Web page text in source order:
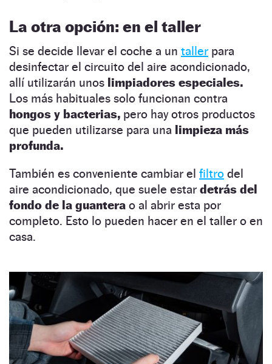
La otra opción: en el taller
Si se decide llevar el coche a un taller para
desinfectar el circuito del aire acondicionado,
allí utilizarán unos limpiadores especiales.
Los más habituales solo funcionan contra
hongos y bacterias, pero hay otros productos
que pueden utilizarse para una limpieza más
profunda.
También es conveniente cambiar el filtro del
aire acondicionado, que suele estar detrás del
fondo de la guantera o al abrir esta por
completo. Esto lo pueden hacer en el taller o en
casa.